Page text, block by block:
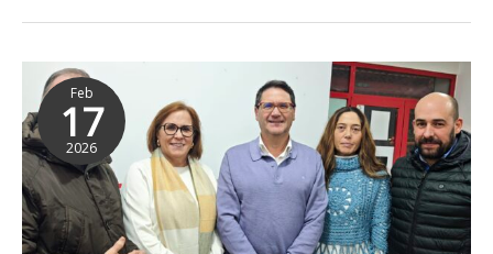
con
consorcios
provinciales
Feb
17
2026
PSOE
PROPONE
UN
PLAN
INTEGRAL
PARA